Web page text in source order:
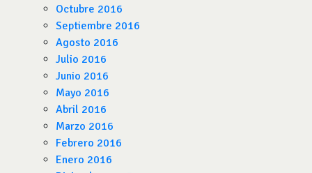
Octubre 2016
Septiembre 2016
Agosto 2016
Julio 2016
Junio 2016
Mayo 2016
Abril 2016
Marzo 2016
Febrero 2016
Enero 2016